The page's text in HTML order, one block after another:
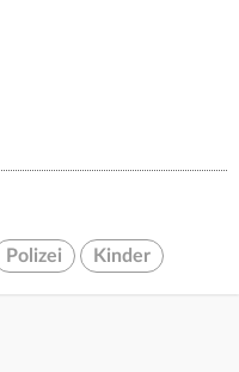
Polizei Kinder